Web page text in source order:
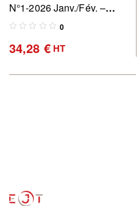
N°1-2026 Janv./Fév. –
Revue des commissaires
perspectives
0
34,28 €HT